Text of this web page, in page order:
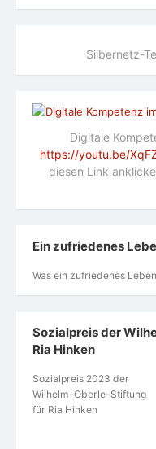
Silbernetz-
Digitale
https://youtu.be/
diesen Link
Ein zufriedenes
Was ein zufriedenes
Sozialpreis der
Ria Hinken
Sozialpreis 2023 der
Wilhelm-Oberle-Stiftung
für Ria Hinken